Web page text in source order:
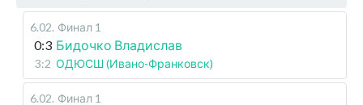
6.02. Финал 1
0:3 Бидочко Владислав
3:2 ОДЮСШ (Ивано-Франковск)
6.02. Финал 1